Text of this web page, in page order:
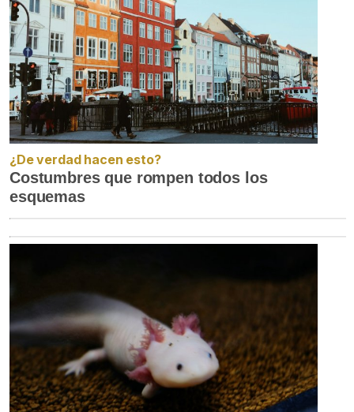
¿De verdad hacen esto?
Costumbres que rompen todos los
esquemas